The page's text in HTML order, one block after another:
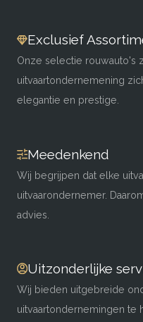
Exclusief
Onze selectie rouwauto's
uitvaartondernemening
elegantie en prestige.
Meedenkend
Wij begrijpen dat elke
uitvaarondernemer.
advies.
Uitzonderlijke
Wij bieden uitgebreide
uitvaartondernemingen te